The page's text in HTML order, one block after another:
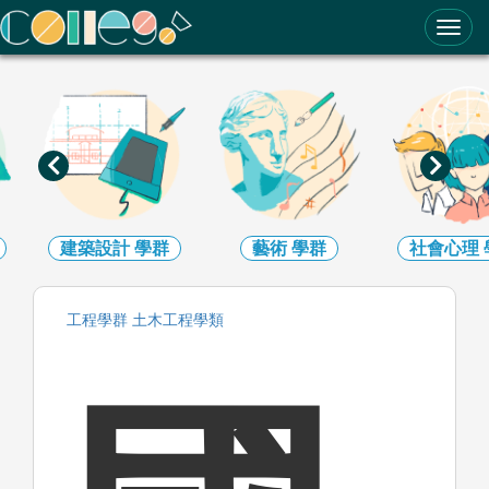
ColleGo! 大學選才與高中育才輔助系統
藝術學群 社會心理學群 大眾
工程學群 土木工程學類